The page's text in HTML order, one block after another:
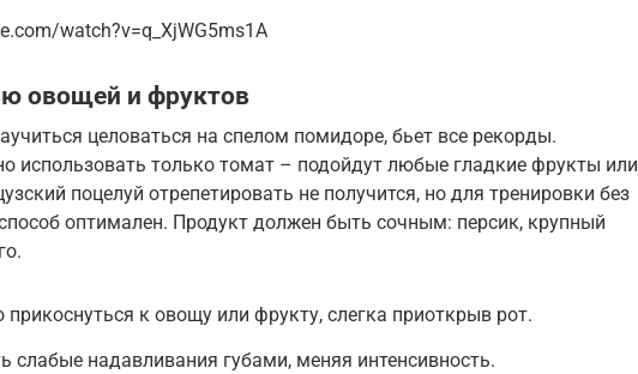
watch?v=q_XjWG5ms1A
овощей и фруктов
целоваться на спелом помидоре, бьет все рекорды.
использовать только томат – подойдут любые гладкие фрукты или
поцелуй отрепетировать не получится, но для тренировки без
оптимален. Продукт должен быть сочным: персик, крупный
прикоснуться к овощу или фрукту, слегка приоткрыв рот.
слабые надавливания губами, меняя интенсивность.